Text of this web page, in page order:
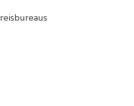
reisbureaus